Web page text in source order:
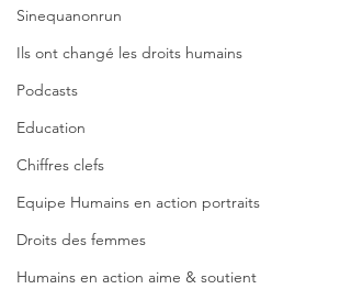
Sinequanonrun
Ils ont changé les droits humains
Podcasts
Education
Chiffres clefs
Equipe Humains en action portraits
Droits des femmes
Humains en action aime & soutient